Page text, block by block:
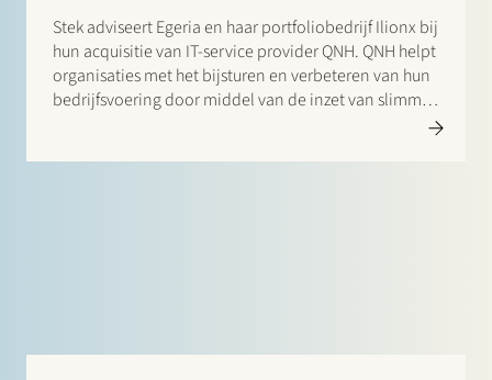
Stek adviseert Egeria en haar portfoliobedrijf Ilionx bij
hun acquisitie van IT-service provider QNH. QNH helpt
organisaties met het bijsturen en verbeteren van hun
bedrijfsvoering door middel van de inzet van slimme